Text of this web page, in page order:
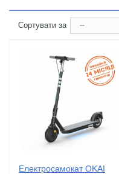
Сортувати за --
Електросамокат OKAI